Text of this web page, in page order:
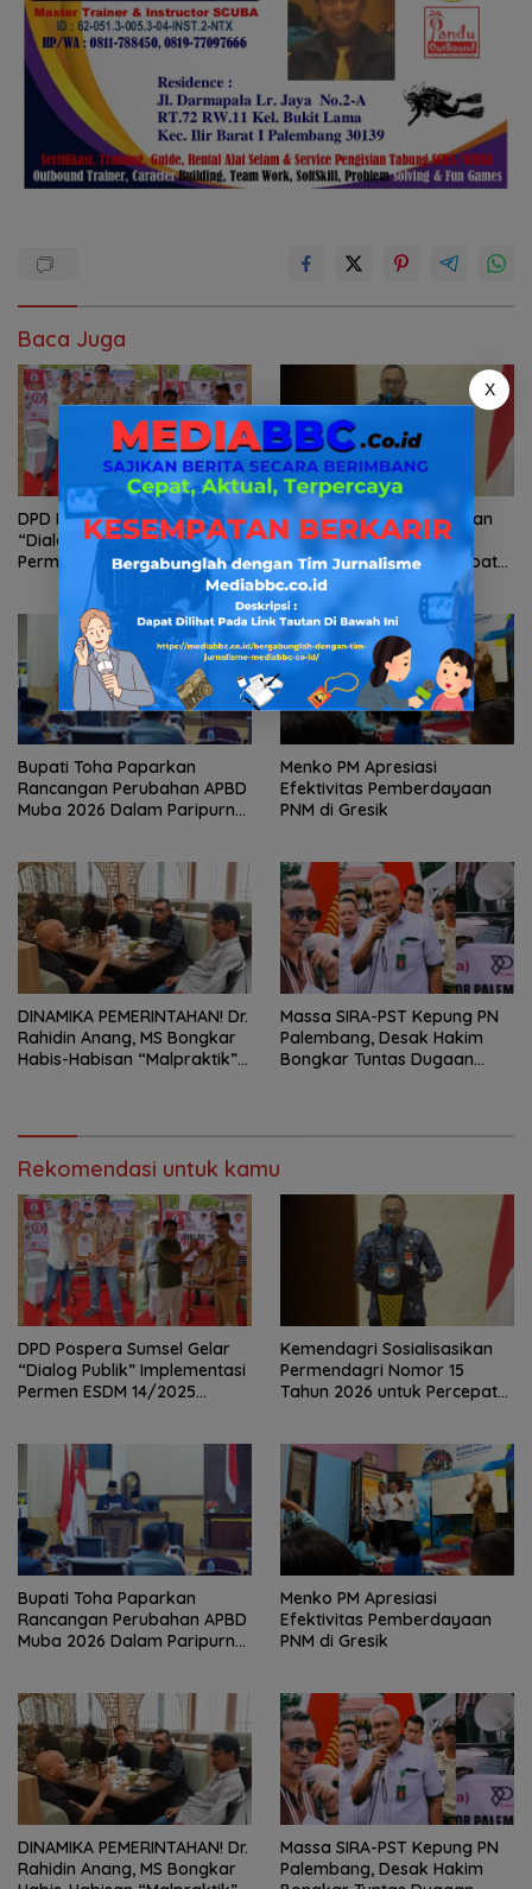
Baca Juga
DPD Pospera Sumsel Gelar
“Dialog Publik” Implementasi
Permen ESDM 14/2025
Dalam Pengolahan Sumur
Masyarakat Di Sumsel
Kemendagri Sosialisasikan
Permendagri Nomor 15
Tahun 2026 untuk Percepat
Penyerahan PSU Perumahan
kepada Pemerintah Daerah
Bupati Toha Paparkan
Rancangan Perubahan APBD
Muba 2026 Dalam Paripurna
Menko PM Apresiasi
Efektivitas Pemberdayaan
PNM di Gresik
DINAMIKA PEMERINTAHAN! Dr.
Rahidin Anang, MS Bongkar
Habis-Habisan “Malpraktik”
Massa SIRA-PST Kepung PN
Palembang, Desak Hakim
Bongkar Tuntas Dugaan
Rekomendasi untuk kamu
DPD Pospera Sumsel Gelar
“Dialog Publik” Implementasi
Permen ESDM 14/2025
Kemendagri Sosialisasikan
Permendagri Nomor 15
Tahun 2026 untuk Percepat
Bupati Toha Paparkan
Rancangan Perubahan APBD
Muba 2026 Dalam Paripurna
Menko PM Apresiasi
Efektivitas Pemberdayaan
PNM di Gresik
DINAMIKA PEMERINTAHAN! Dr.
Rahidin Anang, MS Bongkar
Massa SIRA-PST Kepung PN
Palembang, Desak Hakim
X